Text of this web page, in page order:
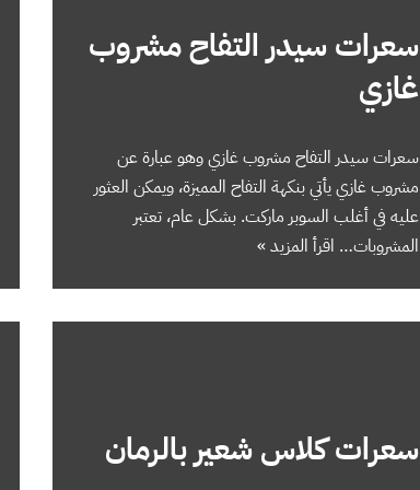
سعرات سيدر التفاح مشروب
غازي
سعرات سيدر التفاح مشروب غازي وهو عبارة عن
مشروب غازي يأتي بنكهة التفاح المميزة، ويمكن العثور
عليه في أغلب السوبر ماركت. بشكل عام، تعتبر
المشروبات… اقرأ المزيد »
سعرات كلاس شعير بالرمان